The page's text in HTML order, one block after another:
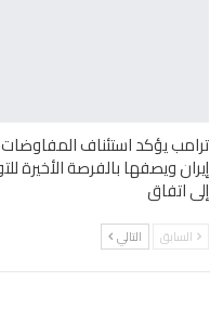
ترامب يؤكد استئناف
إيران ويصفها بالفرصة الأخيرة
إلى اتفاق
السابق التالي